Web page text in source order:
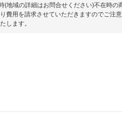
(地域の詳細はお問合せください)不在時の
費用を請求させていただきますのでご注
します。​